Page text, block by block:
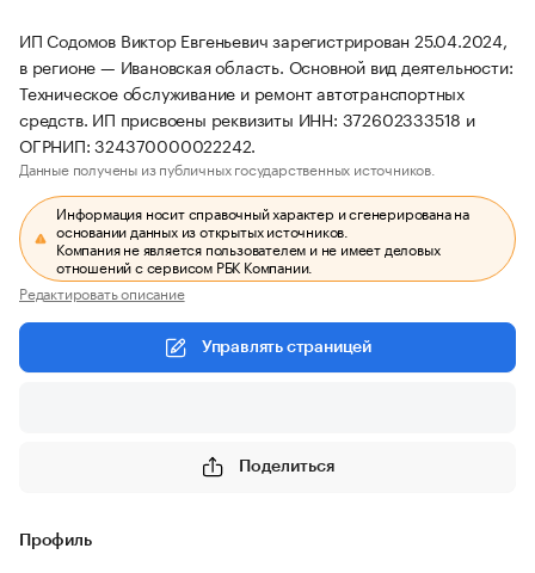
ИП Содомов Виктор Евгеньевич зарегистрирован 25.04.2024,
в регионе — Ивановская область. Основной вид деятельности:
Техническое обслуживание и ремонт автотранспортных
средств. ИП присвоены реквизиты ИНН: 372602333518 и
ОГРНИП: 324370000022242.
Данные получены из публичных государственных источников.
Информация носит справочный характер и сгенерирована на
основании данных из открытых источников.
Компания не является пользователем и не имеет деловых
отношений с сервисом РБК Компании.
Редактировать описание
Управлять страницей
Поделиться
Профиль